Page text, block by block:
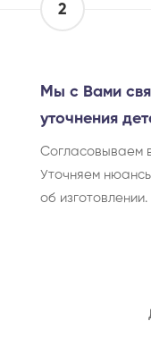
2
Мы с Вами
уточнения
Согласовываем
Уточняем
об изготовлении.